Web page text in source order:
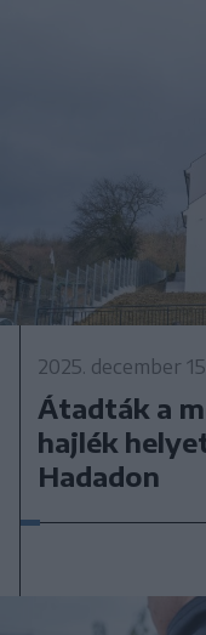
2025. december
Átadták a
hajlék
Hadadon